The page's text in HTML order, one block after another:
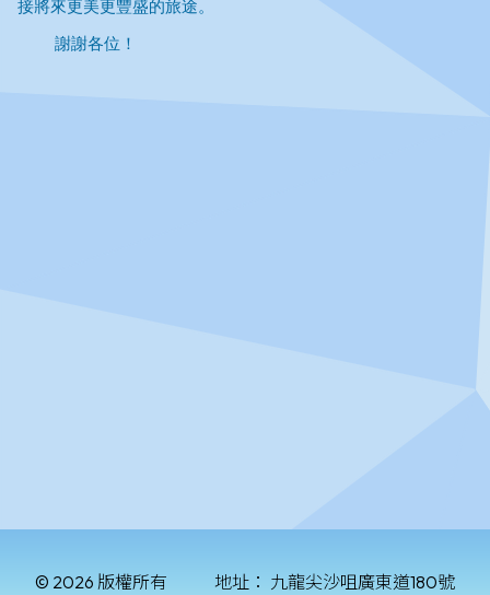
© 2026 版權所有 地址： 九龍尖沙咀廣東道180號